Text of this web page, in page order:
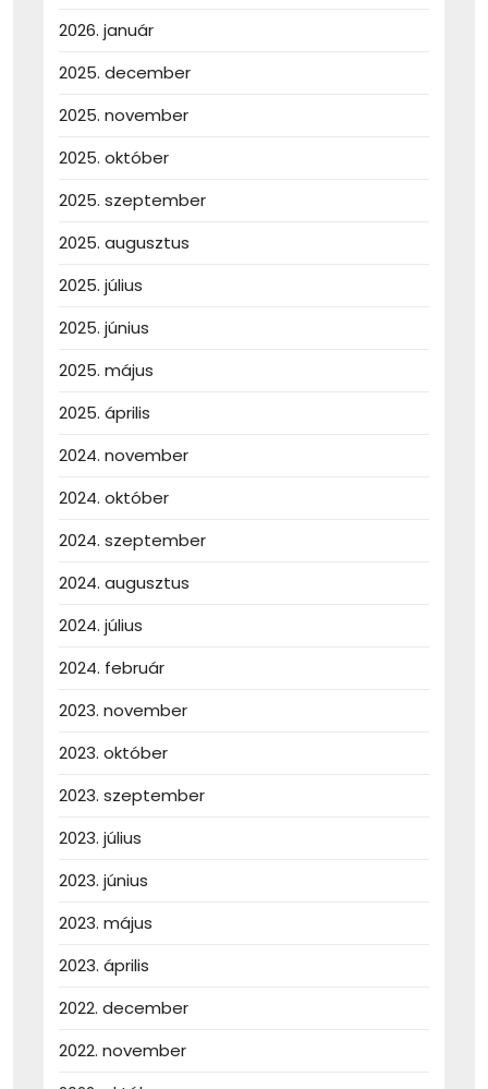
2026. január
2025. december
2025. november
2025. október
2025. szeptember
2025. augusztus
2025. július
2025. június
2025. május
2025. április
2024. november
2024. október
2024. szeptember
2024. augusztus
2024. július
2024. február
2023. november
2023. október
2023. szeptember
2023. július
2023. június
2023. május
2023. április
2022. december
2022. november